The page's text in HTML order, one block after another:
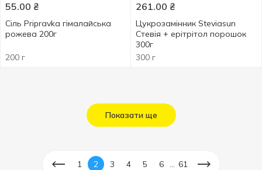
55.00 ₴
Сіль Pripravka гімалайська
рожева 200г
200 г
261.00 ₴
Цукрозамінник Steviasun
Стевія + ерітрітол порошок
300г
300 г
Показати ще
1 2 3 4 5 6 61